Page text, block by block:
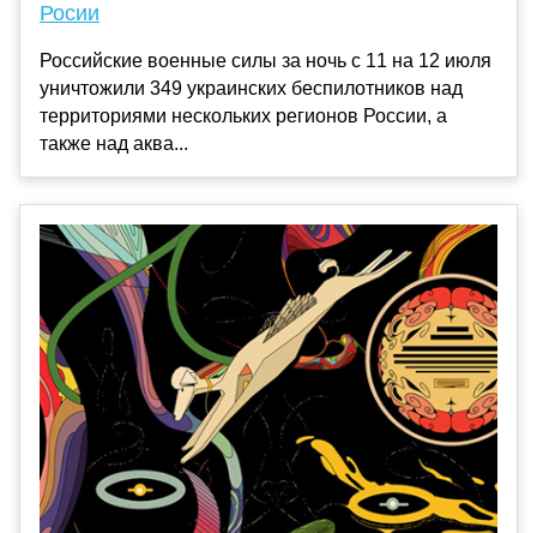
Росии
Российские военные силы за ночь с 11 на 12 июля
уничтожили 349 украинских беспилотников над
территориями нескольких регионов России, а
также над аква...